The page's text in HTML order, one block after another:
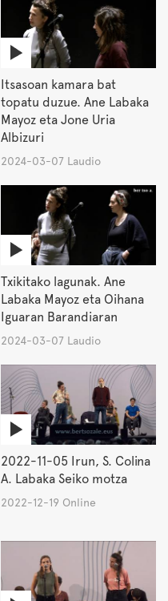
Itsasoan kamara bat
topatu duzue. Ane Labaka
Mayoz eta Jone Uria
Albizuri
2024-03-07 Laudio
Txikitako lagunak. Ane
Labaka Mayoz eta Oihana
Iguaran Barandiaran
2024-03-07 Laudio
2022-11-05 Irun, S. Colina
A. Labaka Seiko motza
2022-12-19 Online